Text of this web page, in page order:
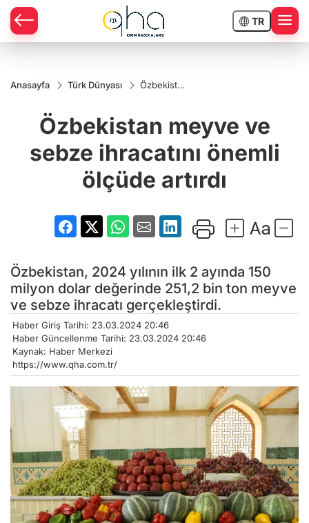
TR
Anasayfa Türk Dünyası
Özbekistan
önemli
artırdı
Özbekistan meyve ve
sebze ihracatını önemli
ölçüde artırdı
Özbekistan, 2024 yılının ilk 2 ayında 150
milyon dolar değerinde 251,2 bin ton meyve
ve sebze ihracatı gerçekleştirdi.
Haber Giriş Tarihi: 23.03.2024 20:46
Haber Güncellenme Tarihi: 23.03.2024 20:46
Kaynak: Haber Merkezi
https://www.qha.com.tr/